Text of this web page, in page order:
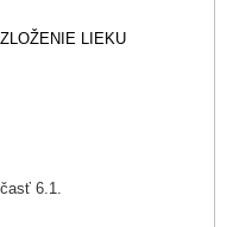
LIEKU
6.1.